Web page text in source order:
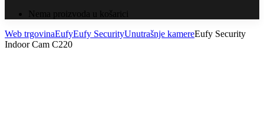
Nema proizvoda u košarici
Web trgovinaEufyEufy SecurityUnutrašnje kamereEufy Security
Indoor Cam C220